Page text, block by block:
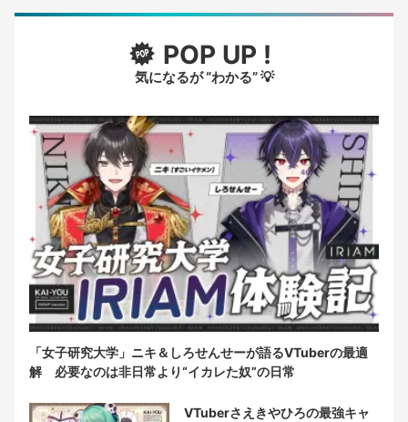
POP UP !
気になるが “わかる” 💡
「女子研究大学」ニキ＆しろせんせーが語るVTuberの最適
解 必要なのは非日常より“イカレた奴”の日常
VTuberさえきやひろの最強キャ